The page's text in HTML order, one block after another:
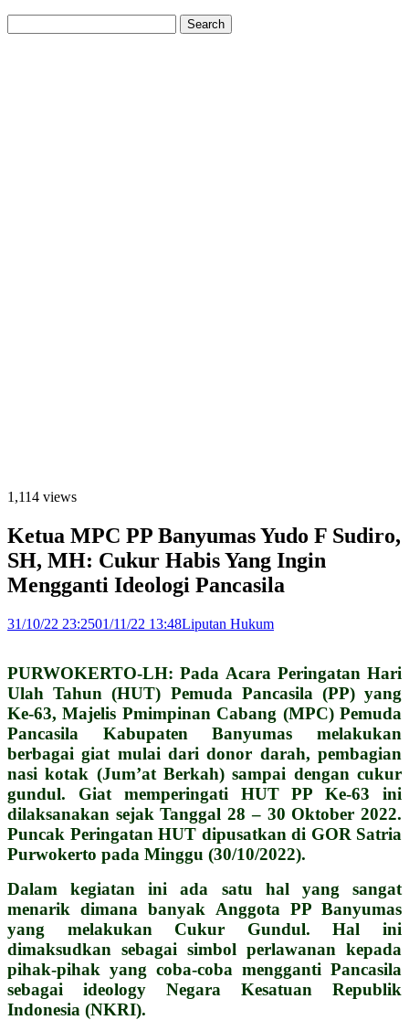
1,114 views
Ketua MPC PP Banyumas Yudo F Sudiro,
SH, MH: Cukur Habis Yang Ingin
Mengganti Ideologi Pancasila
31/10/22 23:2501/11/22 13:48Liputan Hukum
PURWOKERTO-LH: Pada Acara Peringatan Hari
Ulah Tahun (HUT) Pemuda Pancasila (PP) yang
Ke-63, Majelis Pmimpinan Cabang (MPC) Pemuda
Pancasila Kabupaten Banyumas melakukan
berbagai giat mulai dari donor darah, pembagian
nasi kotak (Jum’at Berkah) sampai dengan cukur
gundul. Giat memperingati HUT PP Ke-63 ini
dilaksanakan sejak Tanggal 28 – 30 Oktober 2022.
Puncak Peringatan HUT dipusatkan di GOR Satria
Purwokerto pada Minggu (30/10/2022).
Dalam kegiatan ini ada satu hal yang sangat
menarik dimana banyak Anggota PP Banyumas
yang melakukan Cukur Gundul. Hal ini
dimaksudkan sebagai simbol perlawanan kepada
pihak-pihak yang coba-coba mengganti Pancasila
sebagai ideology Negara Kesatuan Republik
Indonesia (NKRI).